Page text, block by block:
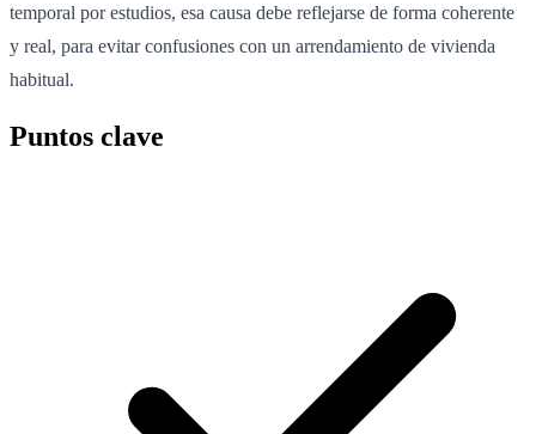
temporal por estudios, esa causa debe reflejarse de forma coherente
y real, para evitar confusiones con un arrendamiento de vivienda
habitual.
Puntos clave